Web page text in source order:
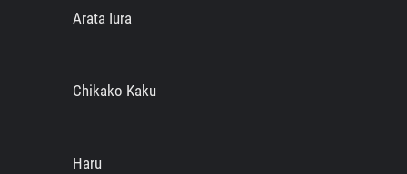
Arata Iura
Chikako Kaku
Haru